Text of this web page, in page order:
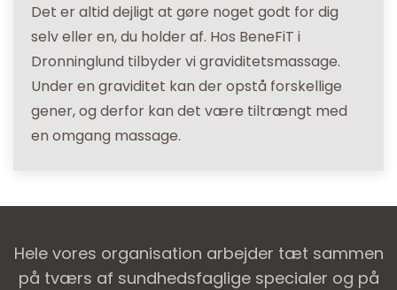
Det er altid dejligt at gøre noget godt for dig
selv eller en, du holder af. Hos BeneFiT i
Dronninglund tilbyder vi graviditetsmassage.
Under en graviditet kan der opstå forskellige
gener, og derfor kan det være tiltrængt med
en omgang massage.
Hele vores organisation arbejder tæt sammen
på tværs af sundhedsfaglige specialer og på